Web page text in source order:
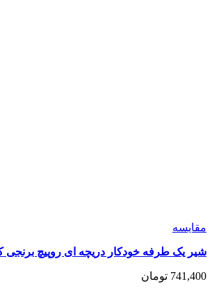
مقايسه
شیر یک طرفه خودکار دریچه ای روپیچ برنجی
741,400 تومان